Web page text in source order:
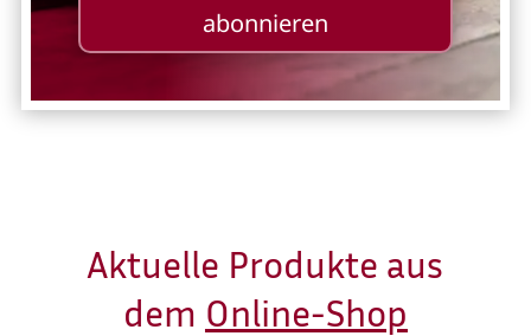
abonnieren
Aktuelle Produkte aus
dem Online-Shop